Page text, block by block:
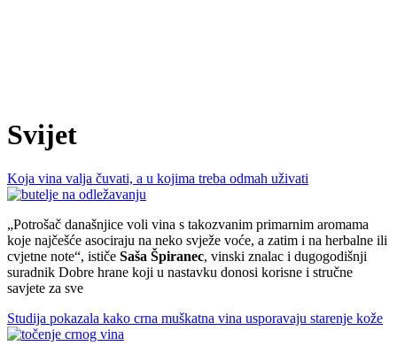
Svijet
Koja vina valja čuvati, a u kojima treba odmah uživati
Potrošač današnjice voli vina s takozvanim primarnim aromama
koje najčešće asociraju na neko svježe voće, a zatim i na herbalne ili
cvjetne note , ističe Saša Špiranec, vinski znalac i dugogodišnji
suradnik Dobre hrane koji u nastavku donosi korisne i stručne
savjete za sve
Studija pokazala kako crna muškatna vina usporavaju starenje kože